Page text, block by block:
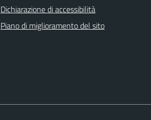
Dichiarazione di accessibilità
Piano di miglioramento del sito